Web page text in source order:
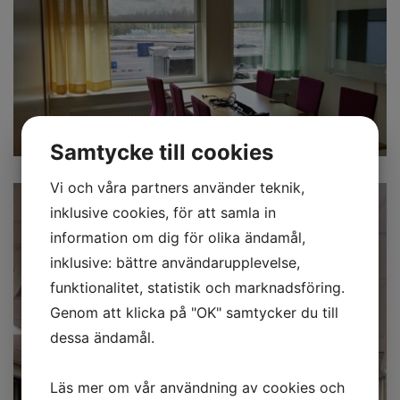
Samtycke till cookies
Vi och våra partners använder teknik,
inklusive cookies, för att samla in
information om dig för olika ändamål,
inklusive: bättre användarupplevelse,
funktionalitet, statistik och marknadsföring.
Genom att klicka på "OK" samtycker du till
dessa ändamål.
Läs mer om vår användning av cookies och